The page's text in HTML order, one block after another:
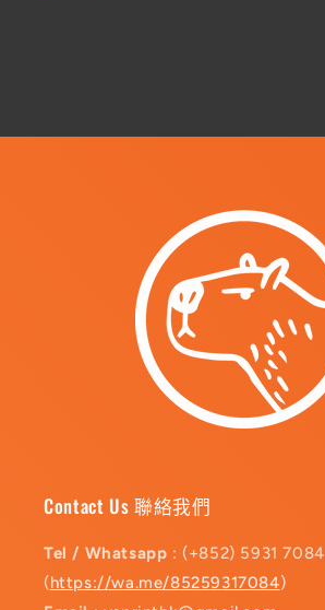
Contact Us 聯絡我們
Tel / Whatsapp : (+852) 5931 7084
(https://wa.me/85259317084)